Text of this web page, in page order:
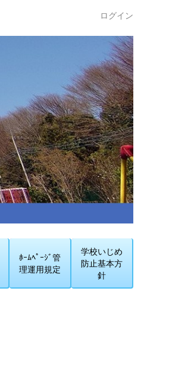
ログイン
ﾎｰﾑﾍﾟｰｼﾞ管
理運用規定
学校いじめ
防止基本方
針